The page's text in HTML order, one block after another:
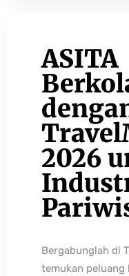
ASITA
2026
Bergabunglah di
temukan peluang